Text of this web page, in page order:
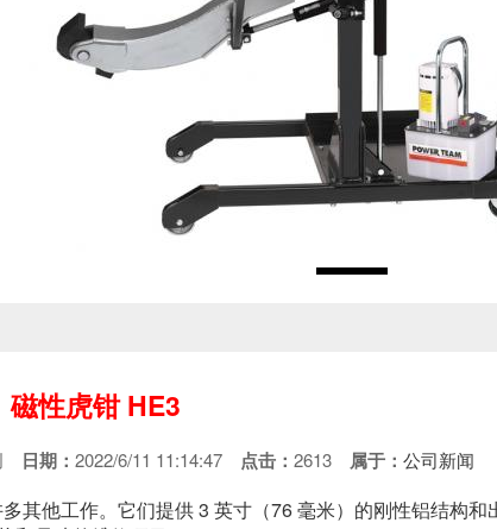
磁性虎钳 HE3
日期： 2022/6/11 11:14:47 点击： 2613 属于： 公司新闻
其他工作。 它们提供 3 英寸（76 毫米）的刚性铝结构和